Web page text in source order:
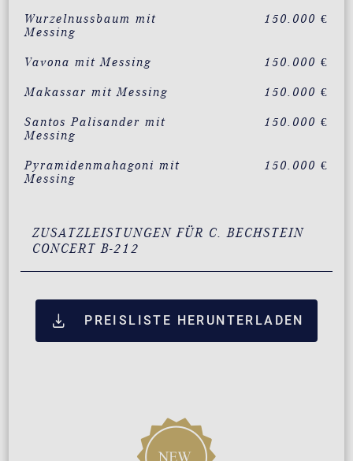
Wurzelnussbaum mit
Messing
150.000 €
Vavona mit Messing 150.000 €
Makassar mit Messing 150.000 €
Santos Palisander mit
Messing
150.000 €
Pyramidenmahagoni mit
Messing
150.000 €
ZUSATZLEISTUNGEN FÜR C. BECHSTEIN
CONCERT B-212
PREISLISTE HERUNTERLADEN